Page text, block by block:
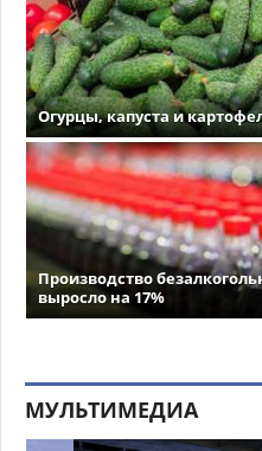
Огурцы, капуста и
Производство
выросло на 17%
МУЛЬТИМЕДИА